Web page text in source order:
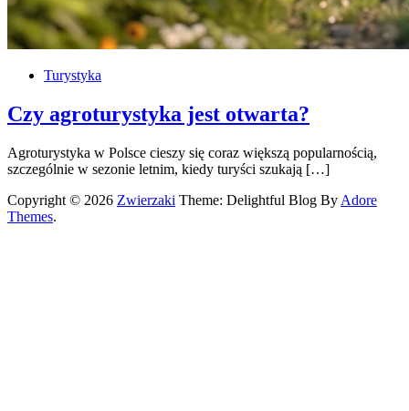
Turystyka
Czy agroturystyka jest otwarta?
Agroturystyka w Polsce cieszy się coraz większą popularnością,
szczególnie w sezonie letnim, kiedy turyści szukają […]
Copyright © 2026 Zwierzaki Theme: Delightful Blog By Adore
Themes.